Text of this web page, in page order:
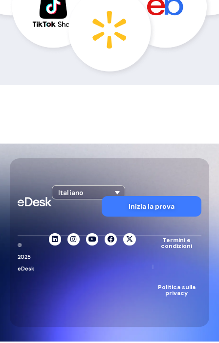
Italiano
Inizia la prova
©
2025
eDesk
Termini e
condizioni
|
Politica sulla
privacy